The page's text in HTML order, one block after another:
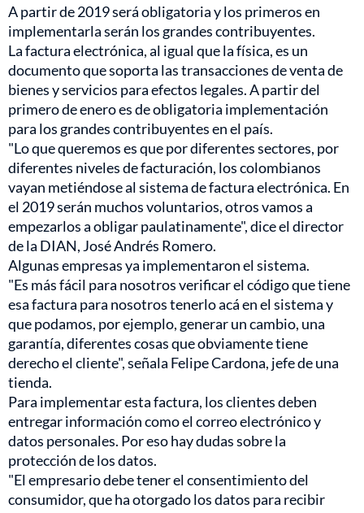
A partir de 2019 será obligatoria y los primeros en
implementarla serán los grandes contribuyentes.
La factura electrónica, al igual que la física, es un
documento que soporta las transacciones de venta de
bienes y servicios para efectos legales. A partir del
primero de enero es de obligatoria implementación
para los grandes contribuyentes en el país.
"Lo que queremos es que por diferentes sectores, por
diferentes niveles de facturación, los colombianos
vayan metiéndose al sistema de factura electrónica. En
el 2019 serán muchos voluntarios, otros vamos a
empezarlos a obligar paulatinamente", dice el director
de la DIAN, José Andrés Romero.
Algunas empresas ya implementaron el sistema.
"Es más fácil para nosotros verificar el código que tiene
esa factura para nosotros tenerlo acá en el sistema y
que podamos, por ejemplo, generar un cambio, una
garantía, diferentes cosas que obviamente tiene
derecho el cliente", señala Felipe Cardona, jefe de una
tienda.
Para implementar esta factura, los clientes deben
entregar información como el correo electrónico y
datos personales. Por eso hay dudas sobre la
protección de los datos.
"El empresario debe tener el consentimiento del
consumidor, que ha otorgado los datos para recibir